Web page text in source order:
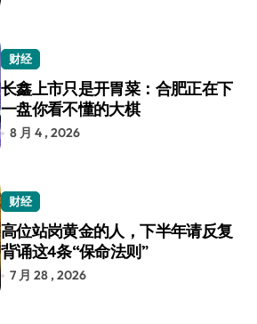
财经
长鑫上市只是开胃菜：合肥正在下
一盘你看不懂的大棋
8 月 4 , 2026
财经
高位站岗黄金的人，下半年请反复
背诵这4条“保命法则”
7 月 28 , 2026